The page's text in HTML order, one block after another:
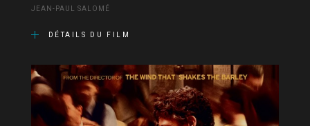
JEAN-PAUL SALOMÉ
DÉTAILS DU FILM